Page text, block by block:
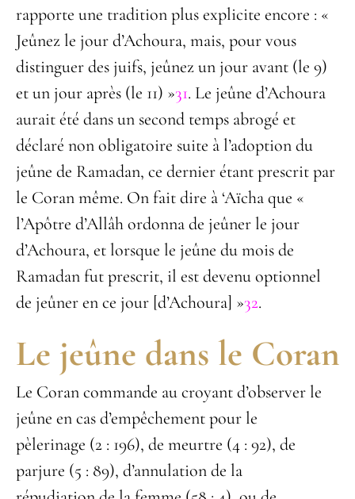
rapporte une tradition plus explicite encore : «
Jeûnez le jour d’Achoura, mais, pour vous
distinguer des juifs, jeûnez un jour avant (le 9)
et un jour après (le 11) »31. Le jeûne d’Achoura
aurait été dans un second temps abrogé et
déclaré non obligatoire suite à l’adoption du
jeûne de Ramadan, ce dernier étant prescrit par
le Coran même. On fait dire à ‘Aïcha que «
l’Apôtre d’Allâh ordonna de jeûner le jour
d’Achoura, et lorsque le jeûne du mois de
Ramadan fut prescrit, il est devenu optionnel
de jeûner en ce jour [d’Achoura] »32.
Le jeûne dans le Coran
Le Coran commande au croyant d’observer le
jeûne en cas d’empêchement pour le
pèlerinage (2 : 196), de meurtre (4 : 92), de
parjure (5 : 89), d’annulation de la